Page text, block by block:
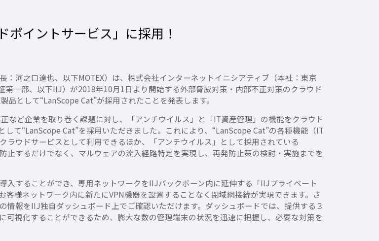
イントサービス」に採用！
河之口達也、以下MOTEX）は、株式会社インターネットイニシアティブ（本社：東京
一部、以下IIJ）が2018年10月1日より開始する外部脅威対策・内部不正対策のクラウド
として“LanScope Cat”が採用されたことを発表します。
など企業を取り巻く課題に対し、「アンチウイルス」と「IT資産管理」の機能をクラウド
て“LanScope Cat”を採用いただきました。これにより、“LanScope Cat”の各種機能（IT
ウドサービスとして利用できるほか、「アンチウイルス」として採用されている
止するだけでなく、マルウェアの流入経路特定を実現し、再発防止策の検討・実施までを
することができ、専用ネットワークをIIJバックボーン内に延伸する「IIJプライベート
様ネットワーク内に新たにVPN機器を設置することなく閉域網接続が実現できます。さ
報をIIJ独自ダッシュボード上でご確認いただけます。ダッシュボードでは、提供する３
視化することができるため、膨大な数の管理端末の状況を迅速に把握し、必要な対策を